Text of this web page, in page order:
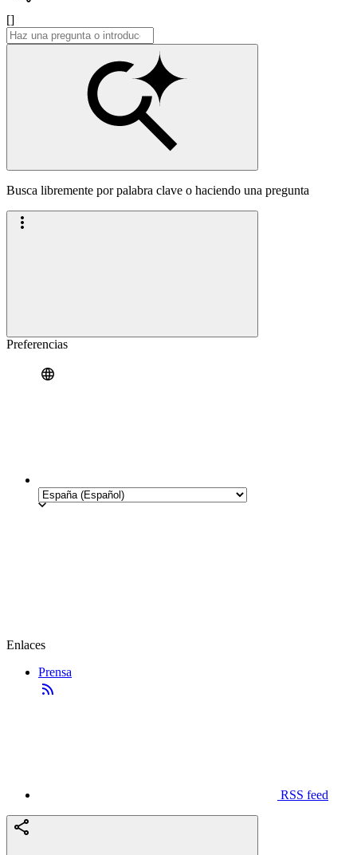
[]
Busca libremente por palabra clave o haciendo una pregunta
Preferencias
Enlaces
Prensa
RSS feed